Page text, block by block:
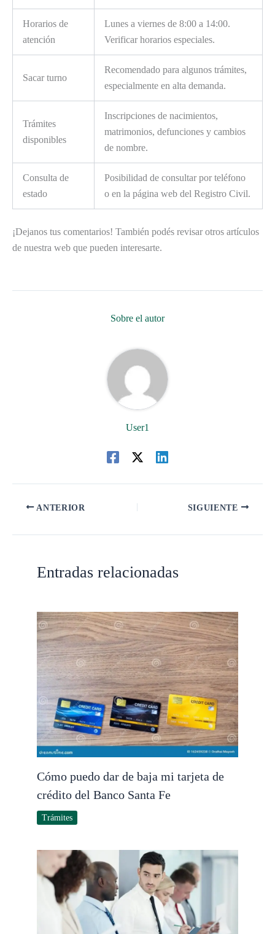
Horarios de
atención
Lunes a viernes de 8:00 a 14:00.
Verificar horarios especiales.
Sacar turno
Recomendado para algunos trámites,
especialmente en alta demanda.
Trámites
disponibles
Inscripciones de nacimientos,
matrimonios, defunciones y cambios
de nombre.
Consulta de
estado
Posibilidad de consultar por teléfono
o en la página web del Registro Civil.
¡Dejanos tus comentarios! También podés revisar otros artículos
de nuestra web que pueden interesarte.
Sobre el autor
User1
ANTERIOR SIGUIENTE
Entradas relacionadas
Cómo puedo dar de baja mi tarjeta de
crédito del Banco Santa Fe
Trámites